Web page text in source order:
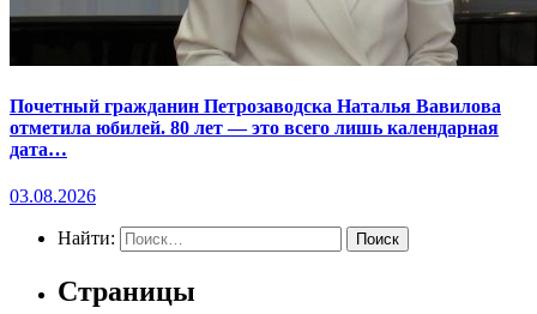
Почетный гражданин Петрозаводска Наталья Вавилова
отметила юбилей. 80 лет — это всего лишь календарная
дата…
03.08.2026
Найти:
Страницы